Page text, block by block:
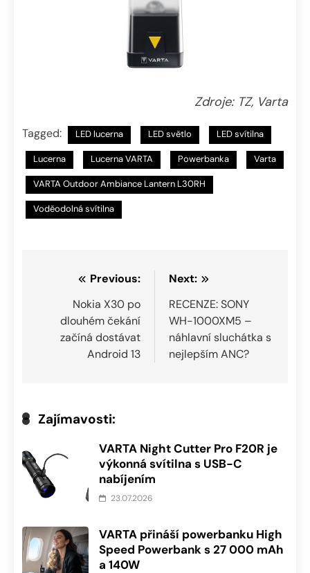
Zdroje: TZ, Varta
Tagged: LED lucerna LED světlo LED svítilna
Lucerna Lucerna VARTA Powerbanka Varta
VARTA Outdoor Ambiance Lantern L30RH
Voděodolná svítilna
Navigace
příspěvek
Previous:
Nokia X30 po
dlouhém čekání
začíná dostávat
Android 13
Next:
RECENZE: SONY
WH-1000XM5 –
náhlavní sluchátka s
nejlepším ANC?
Zajímavosti:
VARTA Night Cutter Pro F20R je
výkonná svítilna s USB-C
nabíjením
23.07.2026
VARTA přináší powerbanku High
Speed Powerbank s 27 000 mAh
a 140W